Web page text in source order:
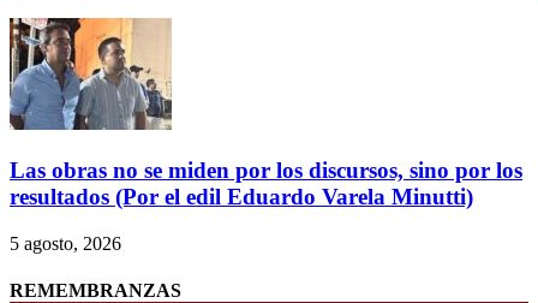
Las obras no se miden por los discursos, sino por los
resultados (Por el edil Eduardo Varela Minutti)
5 agosto, 2026
REMEMBRANZAS